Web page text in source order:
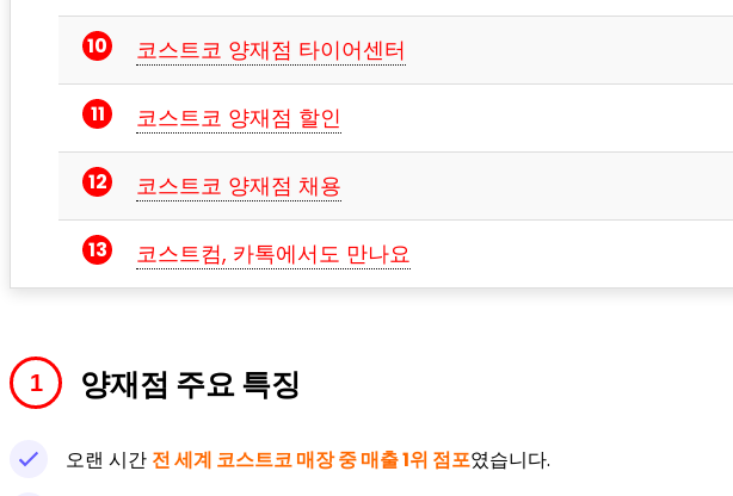
코스트코 양재점 타이어센터
코스트코 양재점 할인
코스트코 양재점 채용
코스트컴, 카톡에서도 만나요
양재점 주요 특징
오랜 시간 전 세계 코스트코 매장 중 매출 1위 점포였습니다.